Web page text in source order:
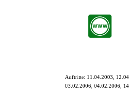
Auftritte: 11.04.2003,
03.02.2006, 04.02.2006,